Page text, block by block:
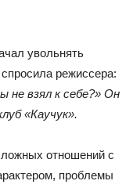
увольнять
режиссера:
не взял к себе?» Он
«Каучук».
отношений с
проблемы